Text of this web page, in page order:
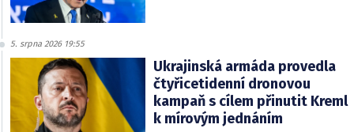
5. srpna 2026 19:55
Ukrajinská armáda provedla
čtyřicetidenní dronovou
kampaň s cílem přinutit Kreml
k mírovým jednáním